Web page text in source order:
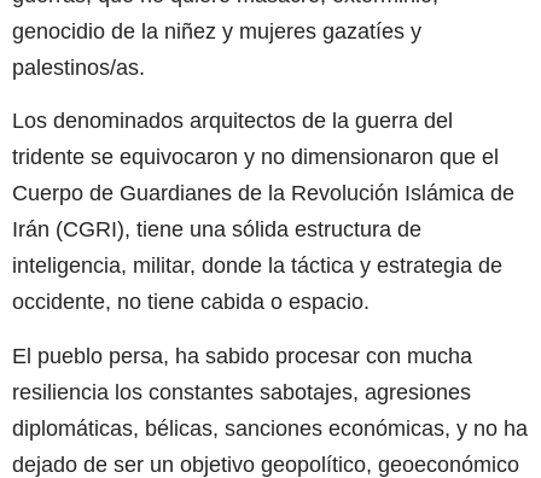
genocidio de la niñez y mujeres gazatíes y
palestinos/as.
Los denominados arquitectos de la guerra del
tridente se equivocaron y no dimensionaron que el
Cuerpo de Guardianes de la Revolución Islámica de
Irán (CGRI), tiene una sólida estructura de
inteligencia, militar, donde la táctica y estrategia de
occidente, no tiene cabida o espacio.
El pueblo persa, ha sabido procesar con mucha
resiliencia los constantes sabotajes, agresiones
diplomáticas, bélicas, sanciones económicas, y no ha
dejado de ser un objetivo geopolítico, geoeconómico